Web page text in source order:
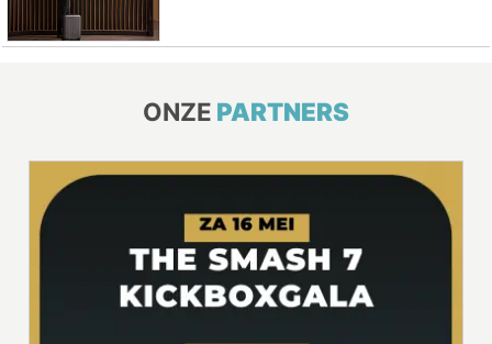
ONZE PARTNERS